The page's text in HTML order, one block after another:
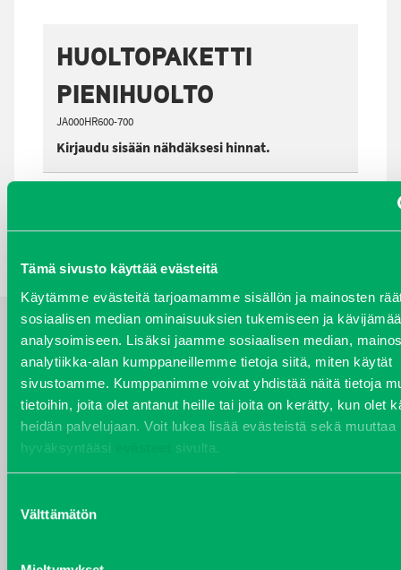
Tämä sivusto käyttää evästeitä
Käytämme evästeitä tarjoamamme sisällön ja mainosten
sosiaalisen median ominaisuuksien tukemiseen ja
analysoimiseen. Lisäksi jaamme sosiaalisen median,
analytiikka-alan kumppaneillemme tietoja siitä, miten käytät
sivustoamme. Kumppanimme voivat yhdistää näitä tietoja
tietoihin, joita olet antanut heille tai joita on kerätty, kun olet
heidän palvelujaan. Voit lukea lisää evästeistä sekä muuttaa
hyväksyntääsi
sivulta.
valinta
Välttämätön
HUOLTOPAKETTI
PIENIHUOLTO
JA000HR600-700
Kirjaudu sisään nähdäksesi hinnat.
YHTEYSTIEDOT
VARAOSAT
Varaosat